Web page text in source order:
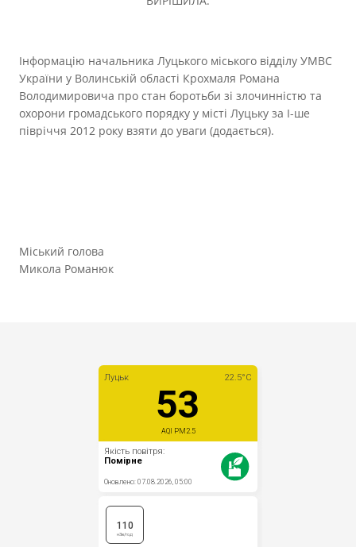
Інформацію начальника Луцького міського відділу УМВС
України у Волинській області Крохмаля Романа
Володимировича про стан боротьби зі злочинністю та
охорони громадського порядку у місті Луцьку за І-ше
півріччя 2012 року взяти до уваги (додається).
Міський голова
Микола Романюк